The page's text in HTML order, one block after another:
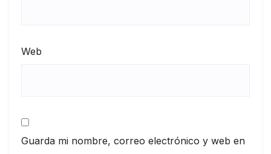
Web
Guarda mi nombre, correo electrónico y web en